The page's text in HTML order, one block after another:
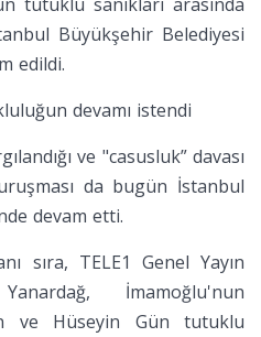
Büyükşehir Belediyesi
edildi.
devamı istendi
ve "casusluk” davası
da bugün İstanbul
devam etti.
sıra, TELE1 Genel Yayın
İmamoğlu'nun
ve Hüseyin Gün tutuklu